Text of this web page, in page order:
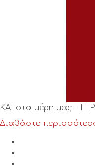
ΚΑΙ στα μέρη μας – Π
Διαβάστε